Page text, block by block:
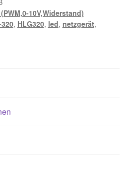
10V,Widerstand)
, HLG320, led, netzgerät,